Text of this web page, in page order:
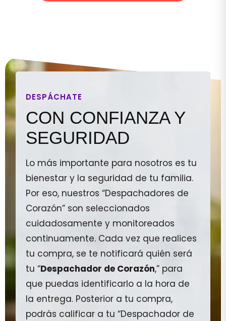
DESPÁCHATE
CON CONFIANZA Y
SEGURIDAD
Lo más importante para nosotros es tu
bienestar y la seguridad de tu familia.
Por eso, nuestros “Despachadores de
Corazón” son seleccionados
cuidadosamente y monitoreados
continuamente. Cada vez que realices
tu compra, se te notificará quién será
tu “Despachador de Corazón,” para
que puedas identificarlo a la hora de
la entrega. Posterior a tu compra,
podrás calificar a tu “Despachador de